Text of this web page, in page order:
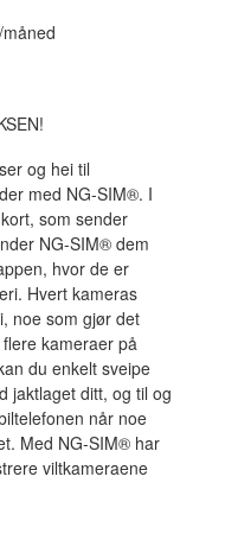
og hei til
med NG-SIM®. I
som sender
NG-SIM® dem
hvor de er
Hvert kameras
noe som gjør det
kameraer på
du enkelt sveipe
jaktlaget ditt, og til og
når noe
Med NG-SIM® har
viltkameraene